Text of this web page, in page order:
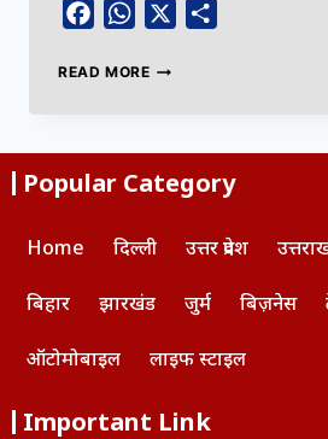
FacebookWhatsApp
READ MORE
Popular Category
Home दिल्ली उत्तर प्रदेश
बिहार झारखंड जुर्म बिज़नेस
ऑटोमोबाइल लाइफ स्टाइल
Important Link